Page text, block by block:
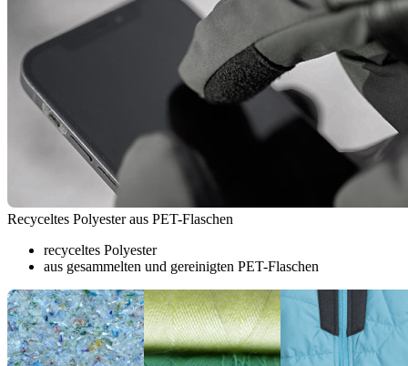
Recyceltes Polyester aus PET-Flaschen
recyceltes Polyester
aus gesammelten und gereinigten PET-Flaschen